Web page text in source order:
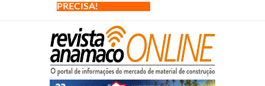
PRECISA!